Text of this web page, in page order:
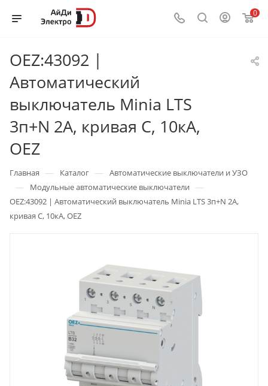
0
OEZ:43092 |
Автоматический
выключатель Minia LTS
3п+N 2А, кривая С, 10кА,
OEZ
Главная — Каталог — Автоматические выключатели и УЗО
— Модульные автоматические выключатели —
OEZ:43092 | Автоматический выключатель Minia LTS 3п+N 2А,
кривая С, 10кА, OEZ